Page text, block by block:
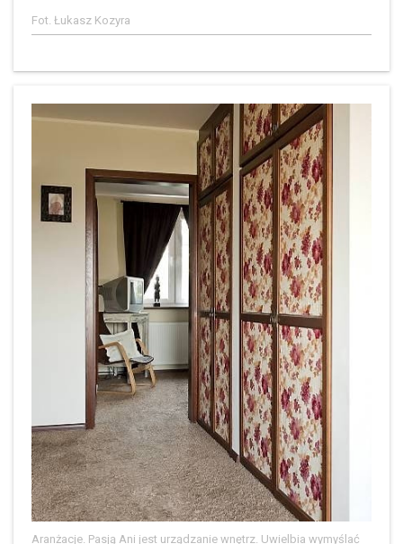
Fot. Łukasz Kozyra
Aranżacje. Pasją Ani jest urządzanie wnętrz. Uwielbia wymyślać